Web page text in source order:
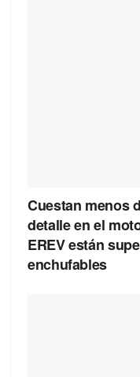
Cuestan menos
detalle en el
EREV están
enchufables